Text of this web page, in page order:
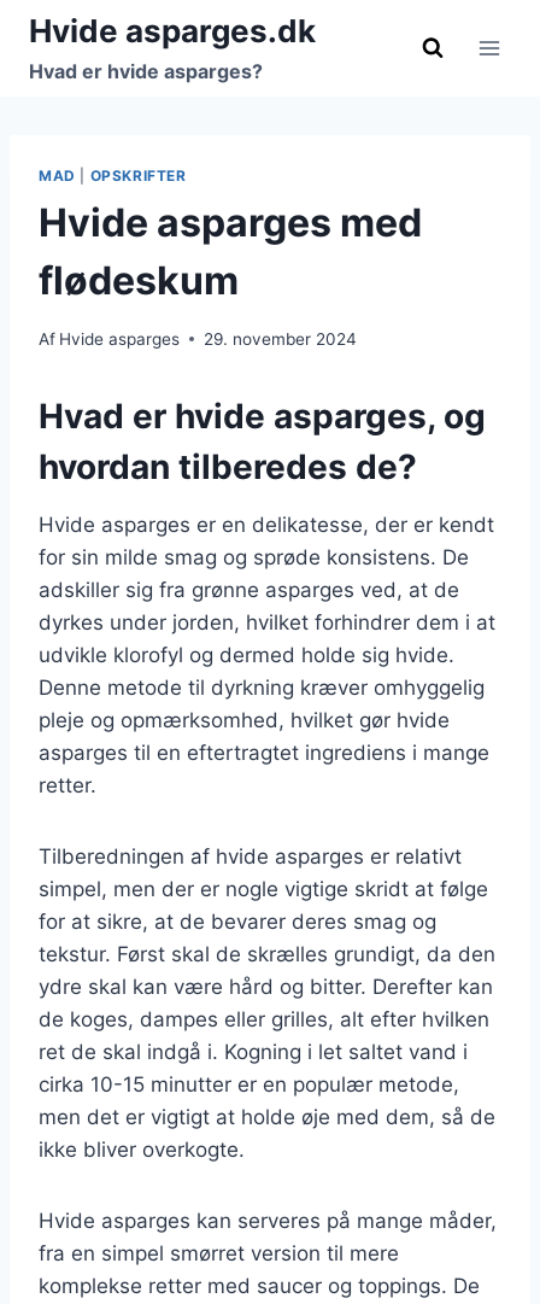
Fortsæt
indhold
Hvide asparges.dk
Hvad er hvide asparges?
MAD OPSKRIFTER
Hvide asparges med
flødeskum
Af Hvide asparges 29. november 2024
Hvad er hvide asparges, og
hvordan tilberedes de?
Hvide asparges er en delikatesse, der er kendt
for sin milde smag og sprøde konsistens. De
adskiller sig fra grønne asparges ved, at de
dyrkes under jorden, hvilket forhindrer dem i at
udvikle klorofyl og dermed holde sig hvide.
Denne metode til dyrkning kræver omhyggelig
pleje og opmærksomhed, hvilket gør hvide
asparges til en eftertragtet ingrediens i mange
retter.
Tilberedningen af hvide asparges er relativt
simpel, men der er nogle vigtige skridt at følge
for at sikre, at de bevarer deres smag og
tekstur. Først skal de skrælles grundigt, da den
ydre skal kan være hård og bitter. Derefter kan
de koges, dampes eller grilles, alt efter hvilken
ret de skal indgå i. Kogning i let saltet vand i
cirka 10-15 minutter er en populær metode,
men det er vigtigt at holde øje med dem, så de
ikke bliver overkogte.
Hvide asparges kan serveres på mange måder,
fra en simpel smørret version til mere
komplekse retter med saucer og toppings. De